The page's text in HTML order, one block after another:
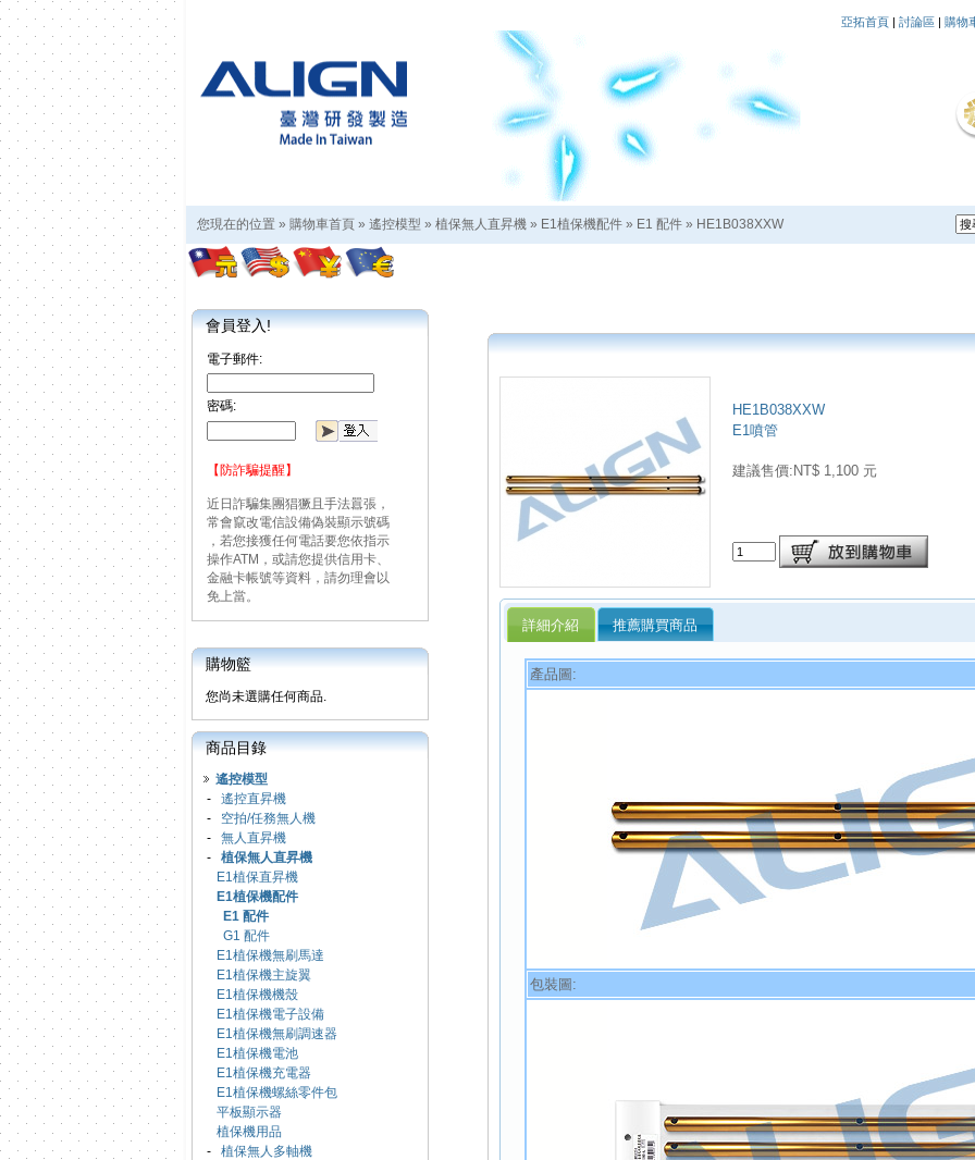
亞拓首頁 | 討論區 | 購物
您現在的位置 » 購物車首頁 » 遙控模型 » 植保無人直昇機 » E1植保機配件 » E1 配件 » HE1B038XXW
會員登入!
電子郵件:
密碼:
【防詐騙提醒】
近日詐騙集團猖獗且手法囂張，
常會竄改電信設備偽裝顯示號碼
，若您接獲任何電話要您依指示
操作ATM，或請您提供信用卡、
金融卡帳號等資料，請勿理會以
免上當。
購物籃
您尚未選購任何商品.
商品目錄
遙控模型
- 遙控直昇機
- 空拍/任務無人機
- 無人直昇機
- 植保無人直昇機
E1植保直昇機
E1植保機配件
E1 配件
G1 配件
E1植保機無刷馬達
E1植保機主旋翼
E1植保機機殼
E1植保機電子設備
E1植保機無刷調速器
E1植保機電池
E1植保機充電器
E1植保機螺絲零件包
平板顯示器
植保機用品
- 植保無人多軸機
HE1B038XXW
E1噴管
建議售價:NT$ 1,100 元
詳細介紹 推薦購買商品
產品圖:
包裝圖: